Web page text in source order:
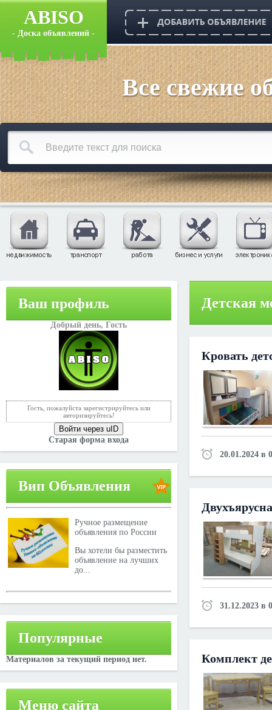
ABISO
- Доска объявлений -
Все свежие
Ваш профиль
Добрый день, Гость
Гость, пожалуйста зарегистрируйтесь или
авторизируйтесь!
Войти через uID
Старая форма входа
Вип Объявления
Ручное размещение
объявления по России
Вы хотели бы разместить
объявление на лучших
до...
Популярные
Материалов за текущий период нет.
Меню сайта
Детская
Кровать
20.01.2024 в
31.12.2023 в
Комплект